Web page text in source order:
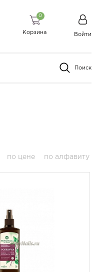
0
Корзина Войти
Поиск
по цене по алфавиту